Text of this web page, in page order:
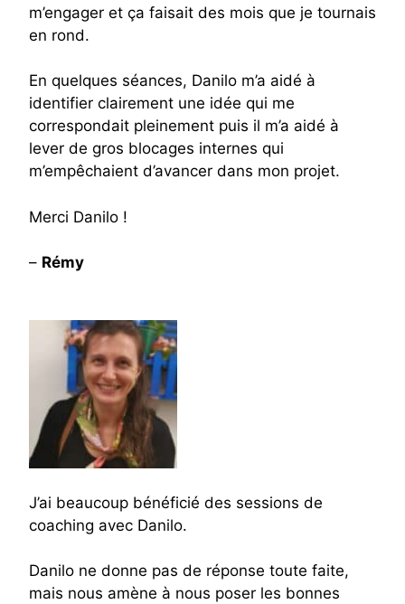
m’engager et ça faisait des mois que je tournais
en rond.
En quelques séances, Danilo m’a aidé à
identifier clairement une idée qui me
correspondait pleinement puis il m’a aidé à
lever de gros blocages internes qui
m’empêchaient d’avancer dans mon projet.
Merci Danilo !
– Rémy
J’ai beaucoup bénéficié des sessions de
coaching avec Danilo.
Danilo ne donne pas de réponse toute faite,
mais nous amène à nous poser les bonnes